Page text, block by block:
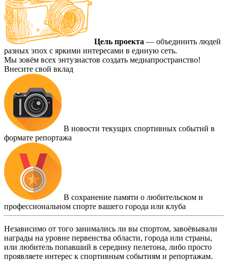
Цель проекта — объединить людей
разных эпох с яркими интересами в единую сеть.
Мы зовём всех энтузиастов создать медиапространство!
Внесите свой вклад
В новости текущих спортивных событий в
формате репортажа
В сохранение памяти о любительском и
профессиональном спорте вашего города или клуба
Независимо от того занимались ли вы спортом, завоёвывали
награды на уровне первенства области, города или страны,
или любитель попавший в середину пелетона, либо просто
проявляете интерес к спортивным событиям и репортажам.